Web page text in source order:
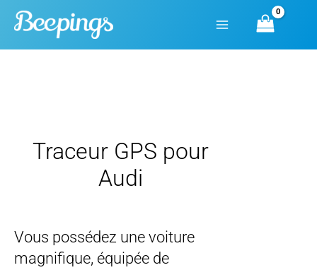
Aller
contenu
Traceur GPS pour
Audi
Vous possédez une voiture
magnifique, équipée de